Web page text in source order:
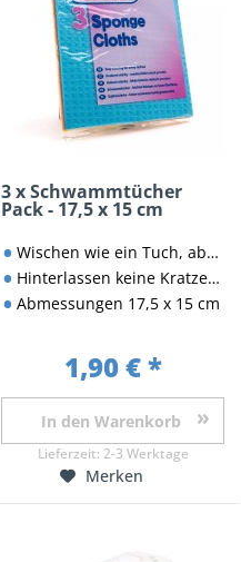
3 x Schwammtücher
Pack - 17,5 x 15 cm
Wischen wie ein Tuch, absorbieren wie ein Schwamm
Hinterlassen keine Kratzer, Fussel oder Streifen
Abmessungen 17,5 x 15 cm
1,90 € *
In den Warenkorb
Lieferzeit: 2-3 Werktage
Merken